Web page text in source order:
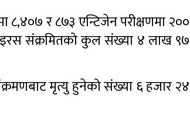
८,४०७ र ८७३ एन्टिजेन परीक्षणमा २००
संक्रमितको कुल संख्या ४ लाख ९७
मृत्यु हुनेको संख्या ६ हजार २४